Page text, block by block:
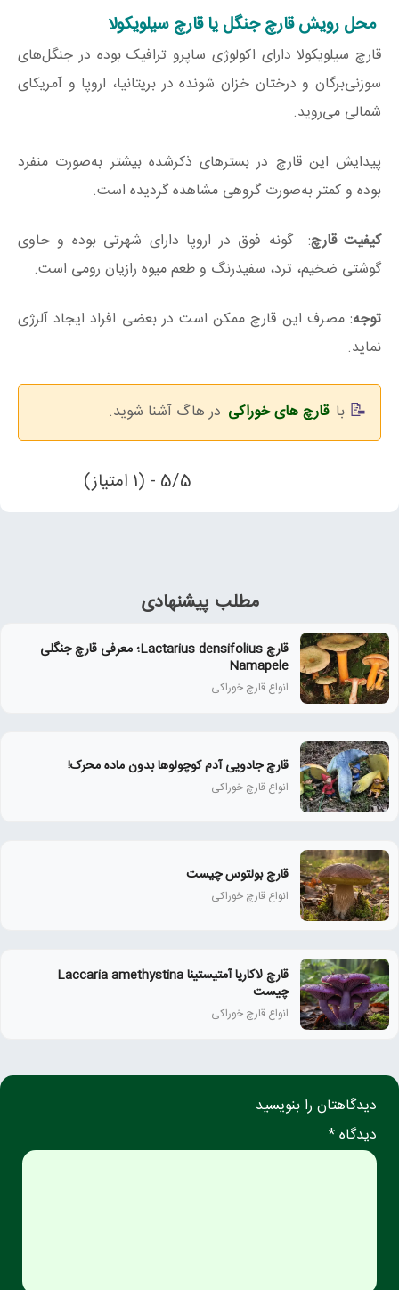
محل رویش قارچ جنگل یا قارچ سیلویکولا
قارچ سیلویکولا دارای اکولوژی ساپرو ترافیک بوده در جنگل‌های
سوزنی‌برگان و درختان خزان شونده در بریتانیا، اروپا و آمریکای
شمالی می‌روید.
پیدایش این قارچ در بسترهای ذکرشده بیشتر به‌صورت منفرد
بوده و کمتر به‌صورت گروهی مشاهده گردیده است.
کیفیت قارچ: گونه فوق در اروپا دارای شهرتی بوده و حاوی
گوشتی ضخیم، ترد، سفیدرنگ و طعم میوه رازیان رومی است.
توجه: مصرف این قارچ ممکن است در بعضی افراد ایجاد آلرژی
نماید.
با قارچ های خوراکی در هاگ آشنا شوید.
5/5 - (1 امتیاز)
مطلب پیشنهادی
قارچ Lactarius densifolius؛ معرفی قارچ جنگلی
Namapele
انواع قارچ خوراکی
قارچ جادویی آدم کوچولوها بدون ماده محرک!
انواع قارچ خوراکی
قارچ بولتوس چیست
انواع قارچ خوراکی
قارچ لاکاریا آمتیستینا Laccaria amethystina
چیست
انواع قارچ خوراکی
دیدگاهتان را بنویسید
دیدگاه *